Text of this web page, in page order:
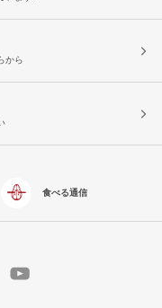
から
食べる通信